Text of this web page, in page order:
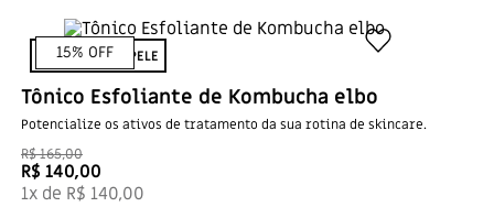
15% OFF
TODO TIPO DE PELE
Tônico Esfoliante de Kombucha elbo
Potencialize os ativos de tratamento da sua rotina de skincare.
R$165,00
R$ 140,00
1x de R$ 140,00